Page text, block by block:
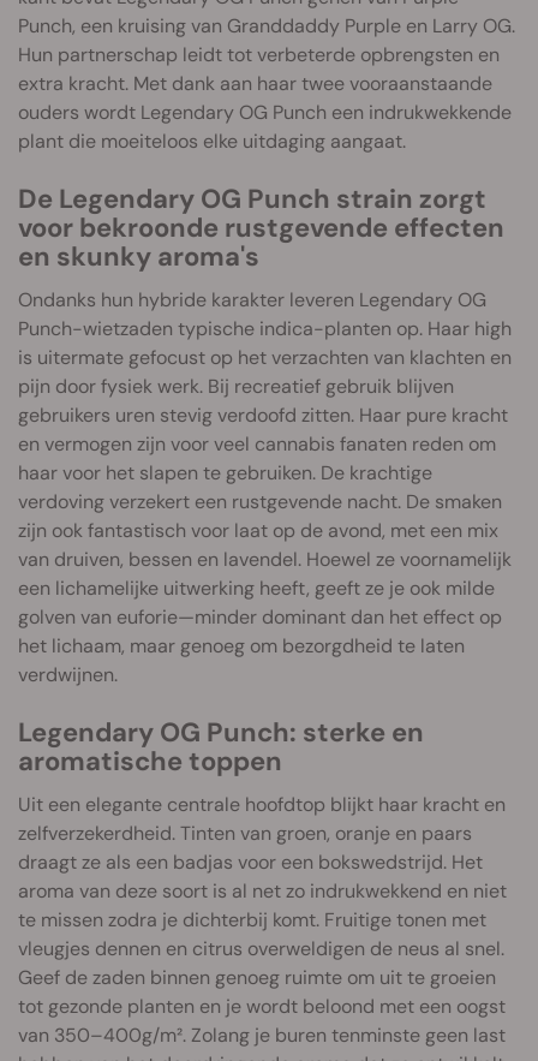
Punch, een kruising van Granddaddy Purple en Larry OG.
Hun partnerschap leidt tot verbeterde opbrengsten en
extra kracht. Met dank aan haar twee vooraanstaande
ouders wordt Legendary OG Punch een indrukwekkende
plant die moeiteloos elke uitdaging aangaat.
De Legendary OG Punch strain zorgt
voor bekroonde rustgevende effecten
en skunky aroma's
Ondanks hun hybride karakter leveren Legendary OG
Punch-wietzaden typische indica-planten op. Haar high
is uitermate gefocust op het verzachten van klachten en
pijn door fysiek werk. Bij recreatief gebruik blijven
gebruikers uren stevig verdoofd zitten. Haar pure kracht
en vermogen zijn voor veel cannabis fanaten reden om
haar voor het slapen te gebruiken. De krachtige
verdoving verzekert een rustgevende nacht. De smaken
zijn ook fantastisch voor laat op de avond, met een mix
van druiven, bessen en lavendel. Hoewel ze voornamelijk
een lichamelijke uitwerking heeft, geeft ze je ook milde
golven van euforie—minder dominant dan het effect op
het lichaam, maar genoeg om bezorgdheid te laten
verdwijnen.
Legendary OG Punch: sterke en
aromatische toppen
Uit een elegante centrale hoofdtop blijkt haar kracht en
zelfverzekerdheid. Tinten van groen, oranje en paars
draagt ze als een badjas voor een bokswedstrijd. Het
aroma van deze soort is al net zo indrukwekkend en niet
te missen zodra je dichterbij komt. Fruitige tonen met
vleugjes dennen en citrus overweldigen de neus al snel.
Geef de zaden binnen genoeg ruimte om uit te groeien
tot gezonde planten en je wordt beloond met een oogst
van 350–400g/m². Zolang je buren tenminste geen last